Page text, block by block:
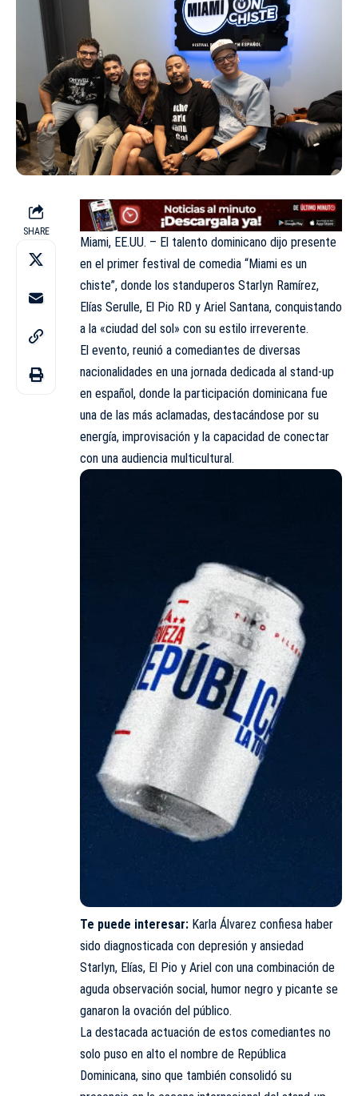
SHARE
Miami, EE.UU. – El talento dominicano dijo presente
en el primer festival de comedia “Miami es un
chiste”, donde los standuperos Starlyn Ramírez,
Elías Serulle, El Pio RD y Ariel Santana, conquistando
a la «ciudad del sol» con su estilo irreverente.
El evento, reunió a comediantes de diversas
nacionalidades en una jornada dedicada al stand-up
en español, donde la participación dominicana fue
una de las más aclamadas, destacándose por su
energía, improvisación y la capacidad de conectar
con una audiencia multicultural.
Te puede interesar: Karla Álvarez confiesa haber
sido diagnosticada con depresión y ansiedad
Starlyn, Elías, El Pio y Ariel con una combinación de
aguda observación social, humor negro y picante se
ganaron la ovación del público.
La destacada actuación de estos comediantes no
solo puso en alto el nombre de República
Dominicana, sino que también consolidó su